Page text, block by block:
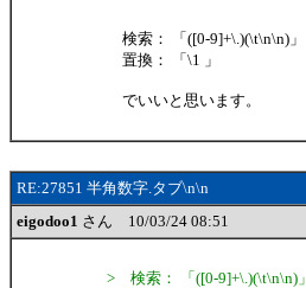
検索： 「([0-9]+\.)(\t\n\n)」
置換： 「\1 」
でいいと思います。
RE:27851 半角数字.タブ\n\n
eigodoo1 さん 10/03/24 08:51
> 検索： 「([0-9]+\.)(\t\n\n)」